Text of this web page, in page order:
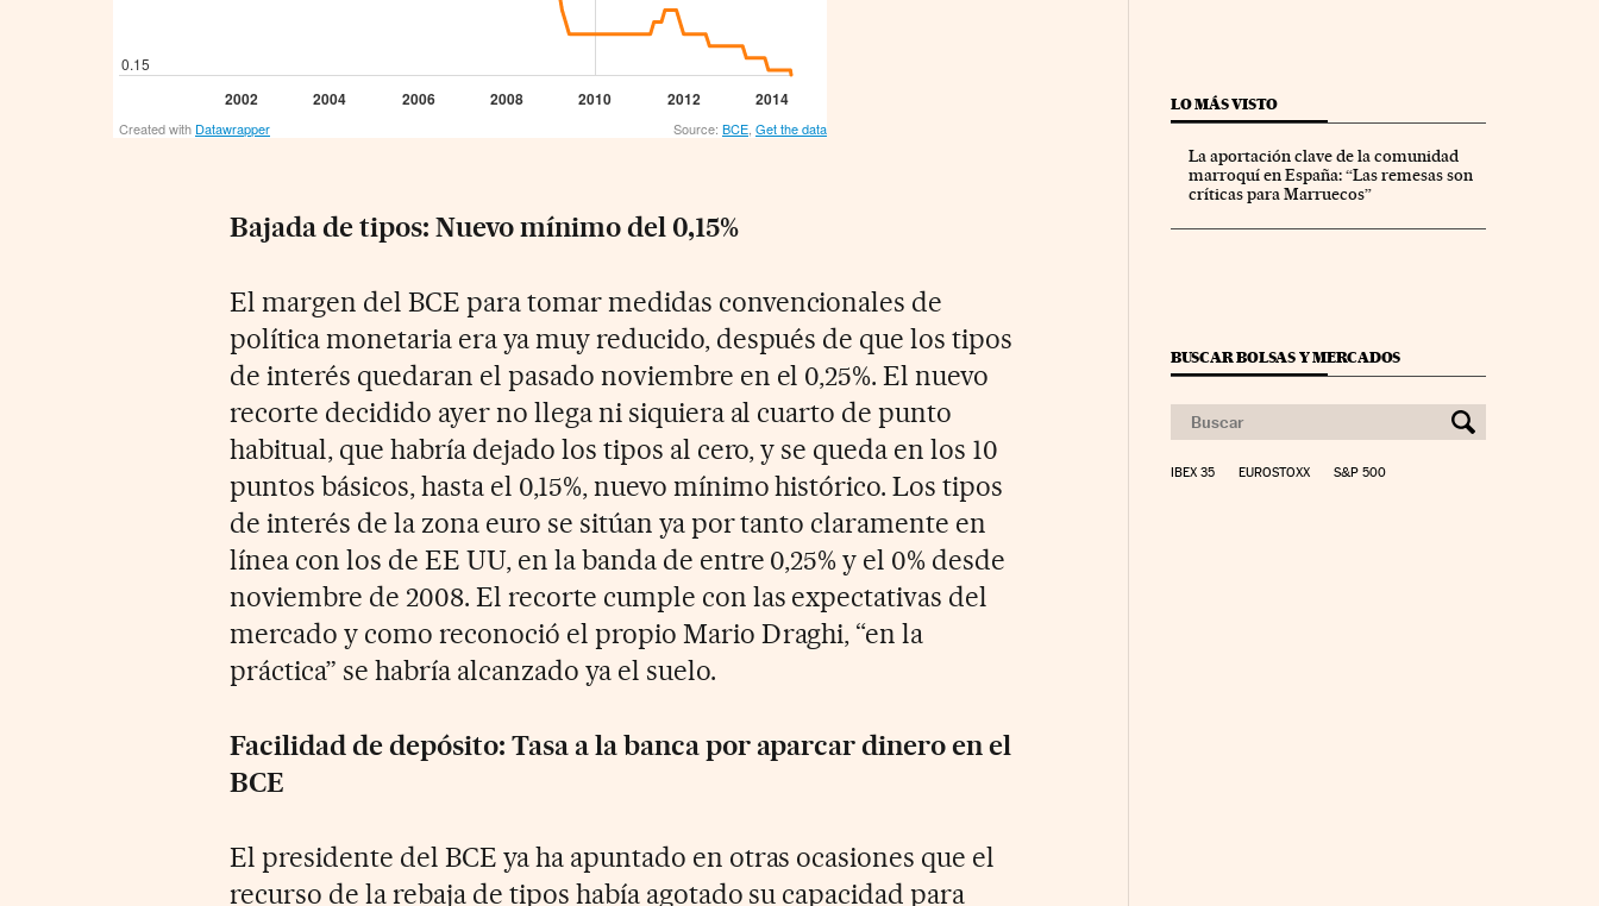
Bajada de tipos: Nuevo mínimo del 0,15%
El margen del BCE para tomar medidas convencionales de
política monetaria era ya muy reducido, después de que los tipos
de interés quedaran el pasado noviembre en el 0,25%. El nuevo
recorte decidido ayer no llega ni siquiera al cuarto de punto
habitual, que habría dejado los tipos al cero, y se queda en los 10
puntos básicos, hasta el 0,15%, nuevo mínimo histórico. Los tipos
de interés de la zona euro se sitúan ya por tanto claramente en
línea con los de EE UU, en la banda de entre 0,25% y el 0% desde
noviembre de 2008. El recorte cumple con las expectativas del
mercado y como reconoció el propio Mario Draghi, “en la
práctica” se habría alcanzado ya el suelo.
Facilidad de depósito: Tasa a la banca por aparcar dinero en el
BCE
El presidente del BCE ya ha apuntado en otras ocasiones que el
recurso de la rebaja de tipos había agotado su capacidad para
LO MÁS VISTO
La aportación clave de la comunidad
marroquí en España: “Las remesas son
críticas para Marruecos”
BUSCAR BOLSAS Y MERCADOS
IBEX 35 EUROSTOXX S&P 500